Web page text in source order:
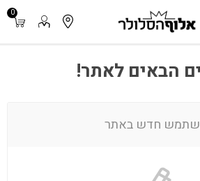
0
הבאים לאתר!
חדש באתר